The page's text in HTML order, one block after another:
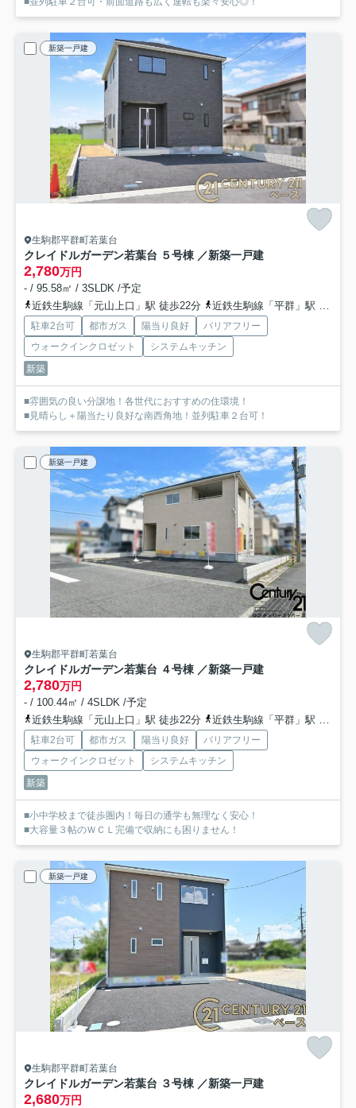
新築一戸建
生駒郡平群町若葉台
クレイドルガーデン若葉台 ５号棟 ／新築一戸建
2,780万円
- / 95.58㎡ / 3SLDK /予定
近鉄生駒線「元山上口」駅 徒歩22分
近鉄生駒線「平群」駅 徒歩22分
駐車2台可 都市ガス 陽当り良好
バリアフリー
ウォークインクロゼット
システムキッチン
新築
■雰囲気の良い分譲地！各世代におすすめの住環境！
■見晴らし＋陽当たり良好な南西角地！並列駐車２台可！
新築一戸建
生駒郡平群町若葉台
クレイドルガーデン若葉台 ４号棟 ／新築一戸建
2,780万円
- / 100.44㎡ / 4SLDK /予定
近鉄生駒線「元山上口」駅 徒歩22分
近鉄生駒線「平群」駅 徒歩22分
駐車2台可 都市ガス 陽当り良好
バリアフリー
ウォークインクロゼット
システムキッチン
新築
■小中学校まで徒歩圏内！毎日の通学も無理なく安心！
■大容量３帖のＷＣＬ完備で収納にも困りません！
新築一戸建
生駒郡平群町若葉台
クレイドルガーデン若葉台 ３号棟 ／新築一戸建
2,680万円